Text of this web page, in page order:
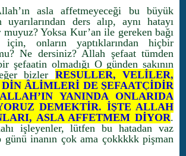
asla affetmeyeceği bu büyük
uyarılarından ders alıp, aynı hatayı
Yoksa Kur’an ile gereken bağı
için, onların yaptıklarından hiçbir
Ne dersiniz? Allah şefaat tümden
şefaatin olmadığı O günden sakının
bizler RESULLER, VELİLER,
ÂLİMLERİ DE ŞEFAATÇİDİR
YANINDA ONLARIDA
DEMEKTİR. İŞTE ALLAH
ASLA AFFETMEM DİYOR.
işleyenler, lütfen bu hatadan vaz
günü inanın çok ama çokkkkk pişman